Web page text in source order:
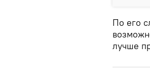
По его
лучше